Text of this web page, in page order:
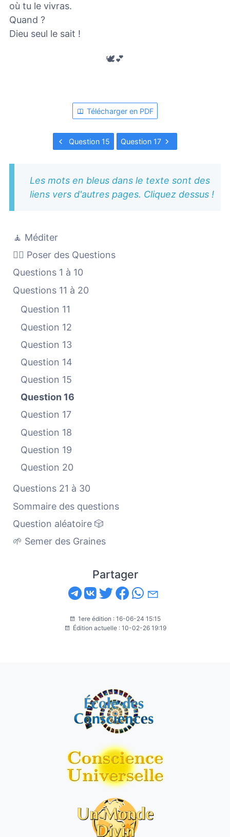
où tu le vivras.
Quand ?
Dieu seul le sait !
🕊️💕
Télécharger en PDF
Question 15 Question 17
Les mots en bleus dans le texte sont des
liens vers d'autres pages. Cliquez dessus !
🧘 Méditer
🙋‍♀️ Poser des Questions
Questions 1 à 10
Questions 11 à 20
Question 11
Question 12
Question 13
Question 14
Question 15
Question 16
Question 17
Question 18
Question 19
Question 20
Questions 21 à 30
Sommaire des questions
Question aléatoire 🎲
🌱 Semer des Graines
Partager
1ere édition : 16-06-24 15:15
Édition actuelle : 10-02-26 19:19